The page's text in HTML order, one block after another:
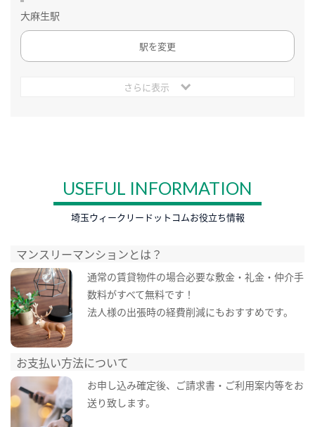
大麻生駅
駅を変更
さらに表示
USEFUL INFORMATION
埼玉ウィークリードットコムお役立ち情報
マンスリーマンションとは？
通常の賃貸物件の場合必要な敷金・礼金・仲介手
数料がすべて無料です！
法人様の出張時の経費削減にもおすすめです。
お支払い方法について
お申し込み確定後、ご請求書・ご利用案内等をお
送り致します。